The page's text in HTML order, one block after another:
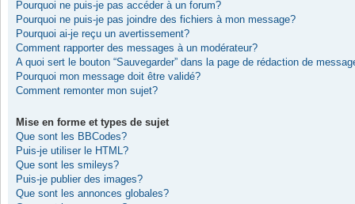
Pourquoi ne puis-je pas accéder à un forum?
Pourquoi ne puis-je pas joindre des fichiers à mon message?
Pourquoi ai-je reçu un avertissement?
Comment rapporter des messages à un modérateur?
A quoi sert le bouton “Sauvegarder” dans la page de rédaction de
Pourquoi mon message doit être validé?
Comment remonter mon sujet?
Mise en forme et types de sujet
Que sont les BBCodes?
Puis-je utiliser le HTML?
Que sont les smileys?
Puis-je publier des images?
Que sont les annonces globales?